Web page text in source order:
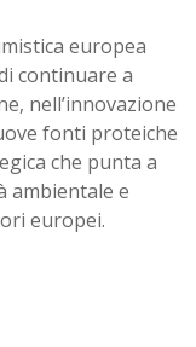
europea
continuare a
nell’innovazione
fonti proteiche
che punta a
ambientale e
europei.